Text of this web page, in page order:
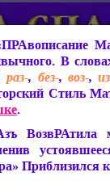
Мира
В
раз-, без-, воз-,
Стиль
.
ВозвРАтила
Приблизился